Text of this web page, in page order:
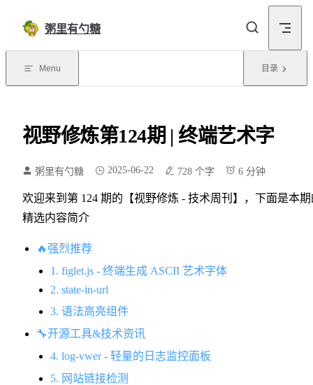
粥里有勺糖
Menu 目录
视野修炼第124期 | 终端艺术字
粥里有勺糖 2025-06-22 728 个字 6 分钟
欢迎来到第 124 期的【视野修炼 - 技术周刊】，下面是本期
精选内容简介
🔥强烈推荐
1. figlet.js - 终端生成 ASCII 艺术字体
2. state-in-url
3. 语法高亮组件
🔧开源工具&技术资讯
4. log-vwer - 轻量的日志监控面板
5. 网站链接检测